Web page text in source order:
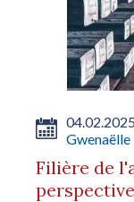
Gwenaëlle
Filière de